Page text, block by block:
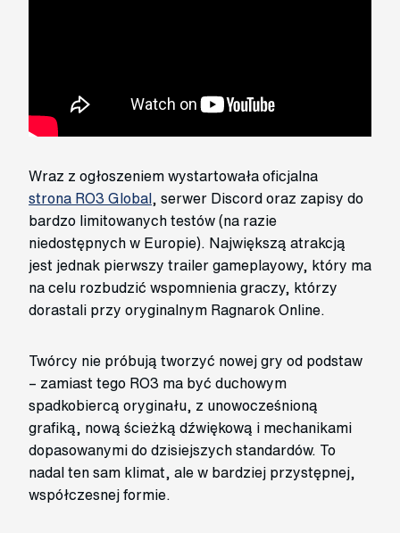
Wraz z ogłoszeniem wystartowała oficjalna
strona RO3 Global , serwer Discord oraz zapisy do
bardzo limitowanych testów (na razie
niedostępnych w Europie). Największą atrakcją
jest jednak pierwszy trailer gameplayowy, który ma
na celu rozbudzić wspomnienia graczy, którzy
dorastali przy oryginalnym Ragnarok Online.
Twórcy nie próbują tworzyć nowej gry od podstaw
– zamiast tego RO3 ma być duchowym
spadkobiercą oryginału, z unowocześnioną
grafiką, nową ścieżką dźwiękową i mechanikami
dopasowanymi do dzisiejszych standardów. To
nadal ten sam klimat, ale w bardziej przystępnej,
współczesnej formie.